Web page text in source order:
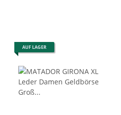
AUF LAGER